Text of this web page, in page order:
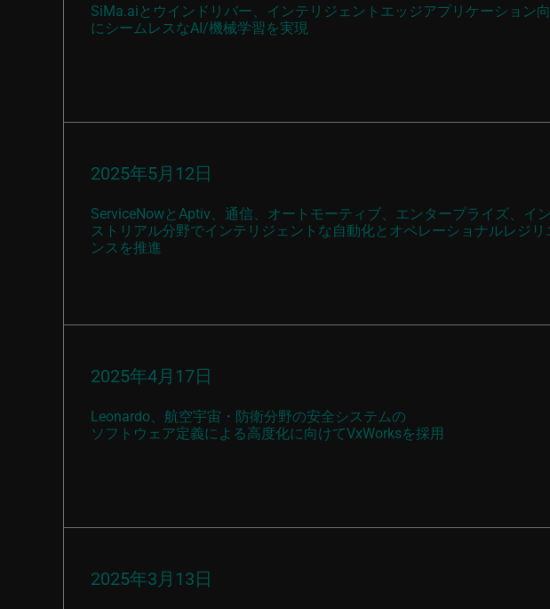
SiMa.aiとウインドリバー、インテリジェントエッジアプリケーション
にシームレスなAI/機械学習を実現
2025年5月12日
ServiceNowとAptiv、通信、オートモーティブ、エンタープライズ、イ
ストリアル分野でインテリジェントな自動化とオペレーショナルレジリ
ンスを推進
2025年4月17日
Leonardo、航空宇宙・防衛分野の安全システムの
ソフトウェア定義による高度化に向けてVxWorksを採用
2025年3月13日